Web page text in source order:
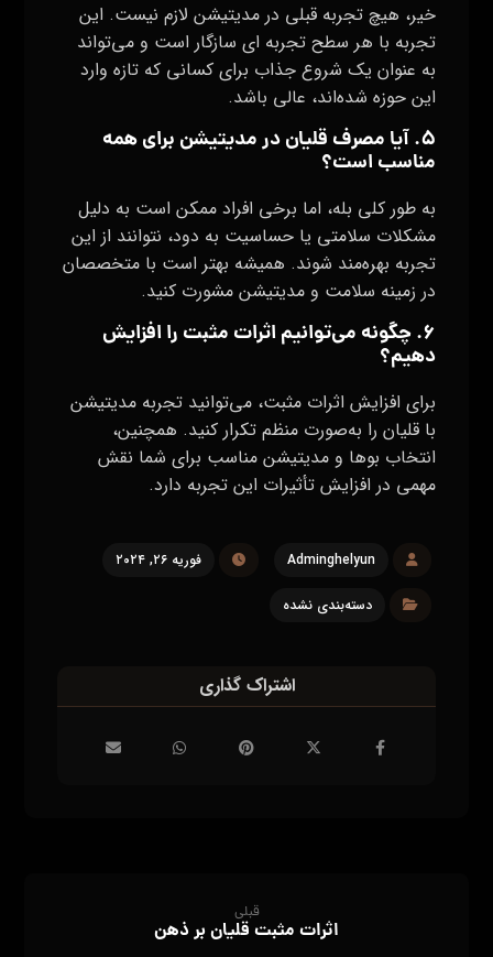
خیر، هیچ تجربه قبلی در مدیتیشن لازم نیست. این
تجربه با هر سطح تجربه ای سازگار است و می‌تواند
به عنوان یک شروع جذاب برای کسانی که تازه وارد
این حوزه شده‌اند، عالی باشد.
۵. آیا مصرف قلیان در مدیتیشن برای همه
مناسب است؟
به طور کلی بله، اما برخی افراد ممکن است به دلیل
مشکلات سلامتی یا حساسیت به دود، نتوانند از این
تجربه بهره‌مند شوند. همیشه بهتر است با متخصصان
در زمینه سلامت و مدیتیشن مشورت کنید.
۶. چگونه می‌توانیم اثرات مثبت را افزایش
دهیم؟
برای افزایش اثرات مثبت، می‌توانید تجربه مدیتیشن
با قلیان را به‌صورت منظم تکرار کنید. همچنین،
انتخاب بوها و مدیتیشن مناسب برای شما نقش
مهمی در افزایش تأثیرات این تجربه دارد.
Adminghelyun فوریه ۲۶, ۲۰۲۴
دسته‌بندی نشده
قبلی
اثرات مثبت قلیان بر ذهن